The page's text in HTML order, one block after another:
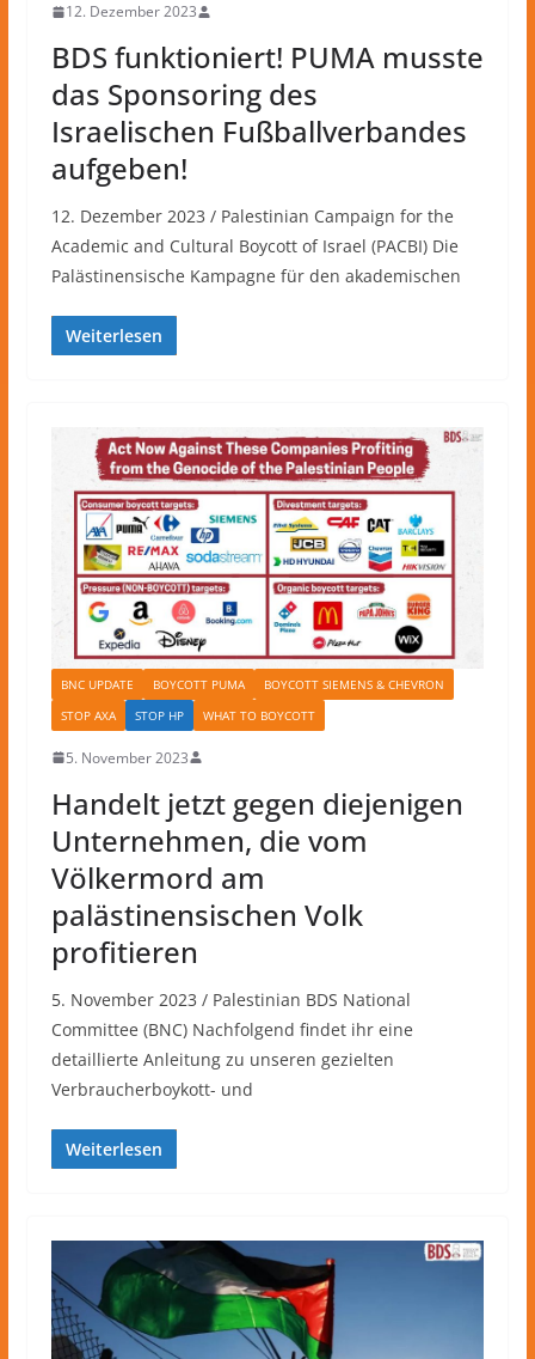
12. Dezember 2023
BDS funktioniert! PUMA musste
das Sponsoring des
Israelischen Fußballverbandes
aufgeben!
12. Dezember 2023 / Palestinian Campaign for the
Academic and Cultural Boycott of Israel (PACBI) Die
Palästinensische Kampagne für den akademischen
Weiterlesen
BNC UPDATE BOYCOTT PUMA
BOYCOTT SIEMENS & CHEVRON
STOP AXA
STOP HP WHAT TO BOYCOTT
5. November 2023
Handelt jetzt gegen diejenigen
Unternehmen, die vom
Völkermord am
palästinensischen Volk
profitieren
5. November 2023 / Palestinian BDS National
Committee (BNC) Nachfolgend findet ihr eine
detaillierte Anleitung zu unseren gezielten
Verbraucherboykott- und
Weiterlesen